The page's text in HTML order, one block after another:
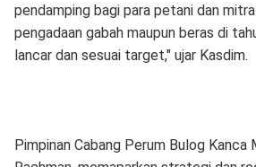
pendamping bagi para petani dan
pengadaan gabah maupun beras di
lancar dan sesuai target," ujar Kasdim.
​Pimpinan Cabang Perum Bulog Kanca